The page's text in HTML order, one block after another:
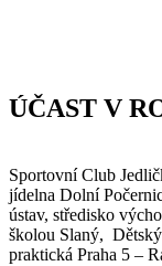
ÚČAST V
Sportovní Club
jídelna Dolní
ústav, středisko
školou Slaný,
praktická Praha 5 –